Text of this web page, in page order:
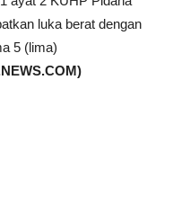
luka berat dengan
5 (lima)